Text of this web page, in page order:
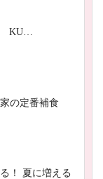
KU…
の定番補食
！ 夏に増える